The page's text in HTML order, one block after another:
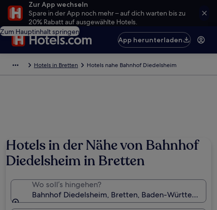
Zur App wechseln
Spare in der App noch mehr – auf dich warten bis zu
20% Rabatt auf ausgewählte Hotels.
Zum Hauptinhalt springen
App herunterladen
Hotels in Bretten Hotels nahe Bahnhof Diedelsheim
Hotels in der Nähe von Bahnhof
Diedelsheim in Bretten
Wo soll’s hingehen?
Bahnhof Diedelsheim, Bretten, Baden-